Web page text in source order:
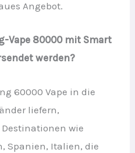
Angebot.
Vape 80000 mit Smart
werden?
60000 Vape in die
liefern,
wie
Spanien, Italien, die